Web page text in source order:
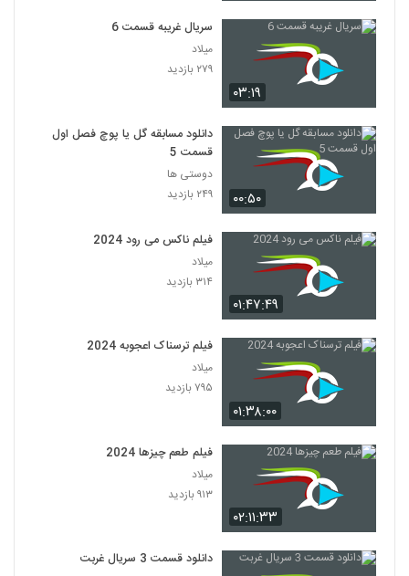
۰۳:۱۹
سریال غریبه قسمت 6
میلاد
۲۷۹ بازدید
۰۰:۵۰
دانلود مسابقه گل یا پوچ فصل اول
قسمت 5
دوستی ها
۲۴۹ بازدید
۰۱:۴۷:۴۹
فیلم ناکس می رود 2024
میلاد
۳۱۴ بازدید
۰۱:۳۸:۰۰
فیلم ترسناک اعجوبه 2024
میلاد
۷۹۵ بازدید
۰۲:۱۱:۳۳
فیلم طعم چیزها 2024
میلاد
۹۱۳ بازدید
دانلود قسمت 3 سریال غربت